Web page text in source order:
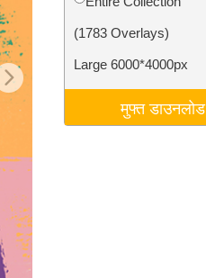
Video Editing Services
(1783 Overlays)
Large 6000*4000px
मुफ्त डाउनलोड